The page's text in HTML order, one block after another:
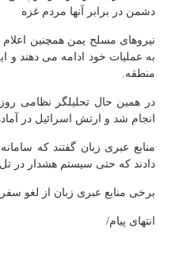
دشمن در برابر آنها مردم غزه
نیروهای مسلح یمن همچنین
به عملیات خود ادامه می دهند
منطقه.
در همین حال تحلیلگر نظامی
انجام شد و ارتش اسرائیل در
منابع عبری زبان گفتند که
دادند که حتی سیستم هشدار در
برخی منابع عبری زبان از لغو سفر
انتهای پیام/